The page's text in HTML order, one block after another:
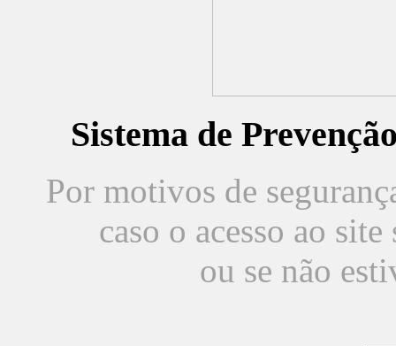
Sistema de
Por motivos de
caso o acesso ao
ou se não